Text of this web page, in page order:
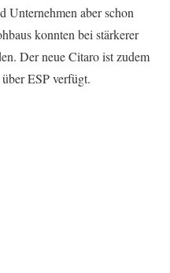
Unternehmen aber schon
konnten bei stärkerer
Der neue Citaro ist zudem
ESP verfügt.